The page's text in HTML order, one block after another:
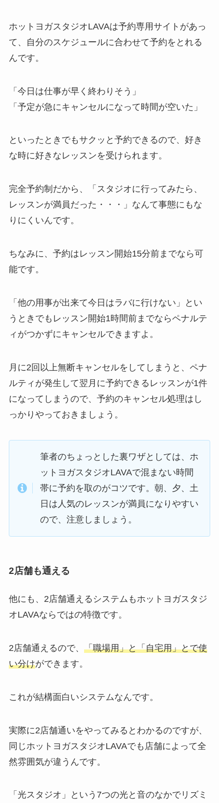
ホットヨガスタジオLAVAは予約専用サイトがあっ
て、自分のスケジュールに合わせて予約をとれる
んです。
「今日は仕事が早く終わりそう」
「予定が急にキャンセルになって時間が空いた」
といったときでもサクッと予約できるので、好き
な時に好きなレッスンを受けられます。
完全予約制だから、
「スタジオに行ってみたら、
レッスンが満員だった・・・」 なんて事態にもな
りにくいんです。
ちなみに、予約はレッスン開始15分前までなら可
能です。
「他の用事が出来て今日はラバに行けない」
とい
うときでもレッスン開始1時間前までならペナルテ
ィがつかずにキャンセルできますよ。
月に2回以上無断キャンセルをしてしまうと、ペナ
ルティが発生して翌月に予約できるレッスンが1件
になってしまうので、予約のキャンセル処理はし
っかりやっておきましょう。
筆者のちょっとした裏ワザとしては、ホ
ットヨガスタジオLAVAで混まない時間
帯に予約を取のがコツです。朝、夕、土
日は人気のレッスンが満員になりやすい
ので、注意しましょう。
2店舗も通える
他にも、2店舗通えるシステムもホットヨガスタジ
オLAVAならではの特徴です。
2店舗通えるので、 「職場用」と「自宅用」とで使
い分けができます。
これが結構面白いシステムなんです。
実際に2店舗通いをやってみるとわかるのですが、
同じホットヨガスタジオLAVAでも店舗によって全
然雰囲気が違うんです。
「光スタジオ」
という7つの光と音のなかでリズミ